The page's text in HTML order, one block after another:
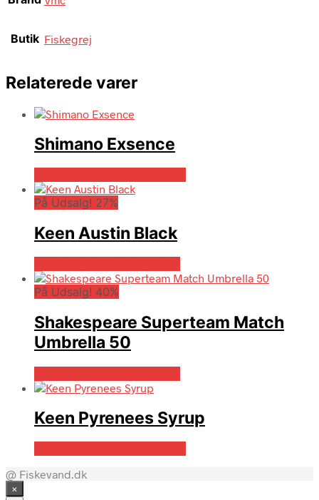
Butik Fiskegrej
Relaterede varer
Shimano Exsence
På Udsalg! 27%
Keen Austin Black
På Udsalg! 40%
Shakespeare Superteam Match
Umbrella 50
Keen Pyrenees Syrup
@ Fiskevand.dk
×